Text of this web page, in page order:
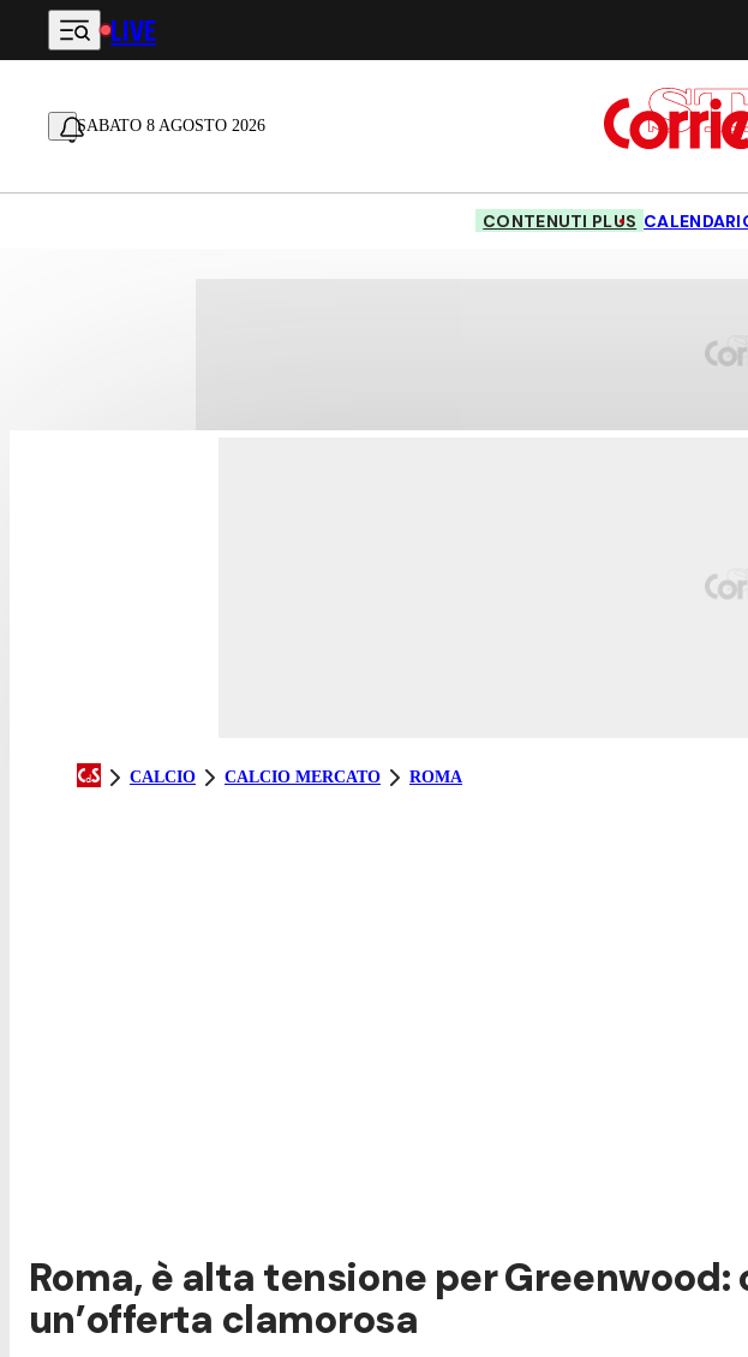
Vai al contenuto principale
LIVE
SABATO 8 AGOSTO 2026
CONTENUTI PLUS
CALCIO CALCIO MERCATO ROMA
Roma, è alta tensione per Greenwood:
un’offerta clamorosa